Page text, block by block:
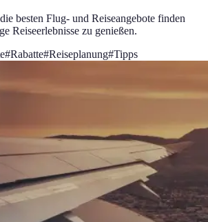
besten Flug- und Reiseangebote finden
Reiseerlebnisse zu genießen.
#Rabatte#Reiseplanung#Tipps